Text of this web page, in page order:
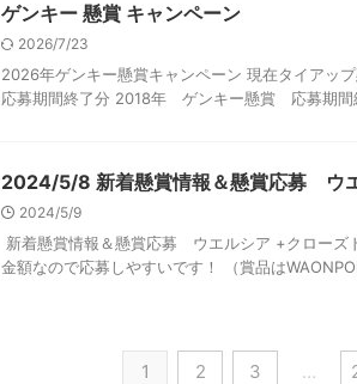
ゲンキー 懸賞 キャンペーン
2026/7/23
2026年ゲンキー懸賞キャンペーン 現在タイア
応募期間終了分 2018年 ゲンキー懸賞 応募期間
2024/5/8 新着懸賞情報＆懸賞応募 ウ
2024/5/9
新着懸賞情報＆懸賞応募 ウエルシア +クローズ
金額なので応募しやすいです！ （賞品は
1 2 3 …